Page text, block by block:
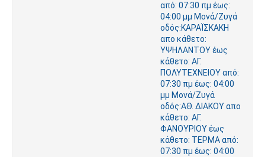
από: 07:30 πμ έως:
04:00 μμ Μονά/Ζυγά
οδός:ΚΑΡΑΪΣΚΑΚΗ
απο κάθετο:
ΥΨΗΛΑΝΤΟΥ έως
κάθετο: ΑΓ.
ΠΟΛΥΤΕΧΝΕΙΟΥ από:
07:30 πμ έως: 04:00
μμ Μονά/Ζυγά
οδός:ΑΘ. ΔΙΑΚΟΥ απο
κάθετο: ΑΓ.
ΦΑΝΟΥΡΙΟΥ έως
κάθετο: ΤΕΡΜΑ από:
07:30 πμ έως: 04:00